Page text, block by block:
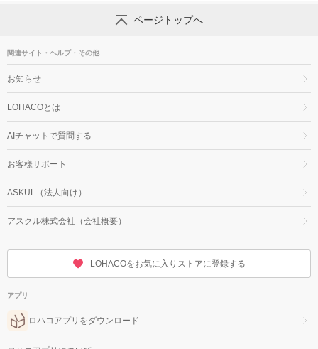
ページトップへ
関連サイト・ヘルプ・その他
お知らせ
LOHACOとは
AIチャットで質問する
お客様サポート
ASKUL（法人向け）
アスクル株式会社（会社概要）
LOHACOをお気に入りストアに登録する
アプリ
ロハコアプリをダウンロード